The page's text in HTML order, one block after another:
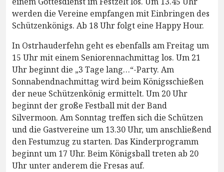
werden die Vereine empfangen mit Einbringen des
Schützenkönigs. Ab 18 Uhr folgt eine Happy Hour.
In Ostrhauderfehn geht es ebenfalls am Freitag um
15 Uhr mit einem Seniorennachmittag los. Um 21
Uhr beginnt die „3 Tage lang…“-Party. Am
Sonnabendnachmittag wird beim Königsschießen
der neue Schützenkönig ermittelt. Um 20 Uhr
beginnt der große Festball mit der Band
Silvermoon. Am Sonntag treffen sich die Schützen
und die Gastvereine um 13.30 Uhr, um anschließend
den Festumzug zu starten. Das Kinderprogramm
beginnt um 17 Uhr. Beim Königsball treten ab 20
Uhr unter anderem die Fresas auf.